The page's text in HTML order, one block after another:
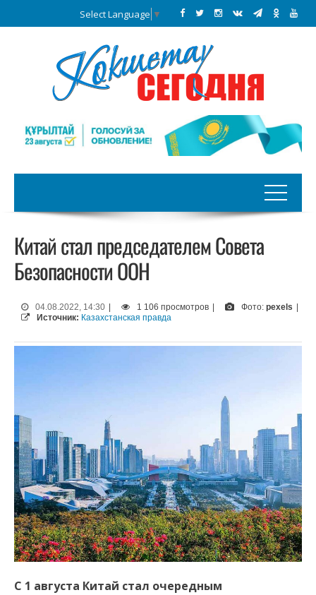
Select Language ▼
Китай стал председателем Совета
Безопасности ООН
04.08.2022, 14:30 1 106 просмотров Фото: pexels
Источник: Казахстанская правда
С 1 августа Китай стал очередным